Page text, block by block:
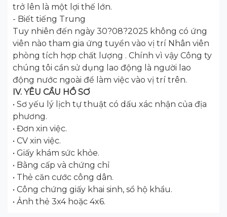
trở lên là một lợi thế lớn.
- Biết tiếng Trung
Tuy nhiên đến ngày 30?08?2025 không có ứng
viên nào tham gia ứng tuyển vào vị trí Nhân viên
phòng tích hợp chất lượng . Chính vì vậy Công ty
chúng tôi cần sử dụng lao động là người lao
động nước ngoài để làm việc vào vị trí trên.
IV. YÊU CẦU HỒ SƠ
• Sơ yếu lý lịch tự thuật có dấu xác nhận của địa
phương.
• Đơn xin việc.
• CV xin việc.
• Giấy khám sức khỏe.
• Bằng cấp và chứng chỉ
• Thẻ căn cước công dân.
• Công chứng giấy khai sinh, sổ hộ khẩu.
• Ảnh thẻ 3x4 hoặc 4x6.